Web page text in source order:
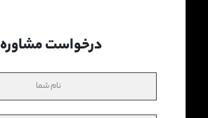
درخواست مشاوره